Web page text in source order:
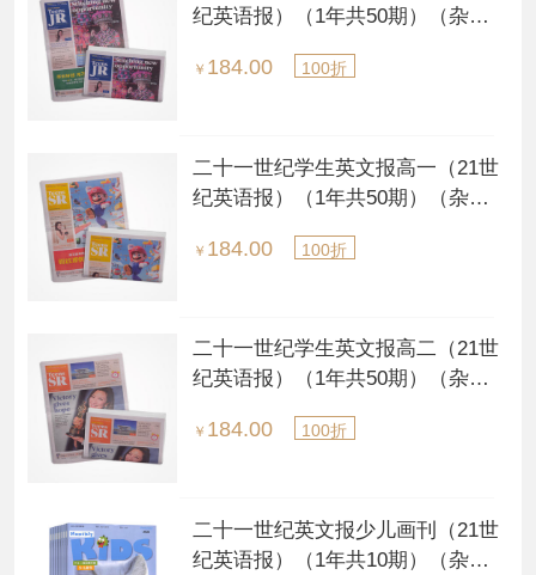
纪英语报）（1年共50期）（杂志
￥ 184.00 100折
二十一世纪学生英文报高一（21世
纪英语报）（1年共50期）（杂志
￥ 184.00 100折
二十一世纪学生英文报高二（21世
纪英语报）（1年共50期）（杂志
￥ 184.00 100折
二十一世纪英文报少儿画刊（21世
纪英语报）（1年共10期）（杂志